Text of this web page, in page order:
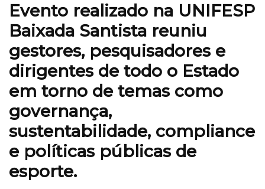
Evento realizado na UNIFESP
Baixada Santista reuniu
gestores, pesquisadores e
dirigentes de todo o Estado
em torno de temas como
governança,
sustentabilidade, compliance
e políticas públicas de
esporte.